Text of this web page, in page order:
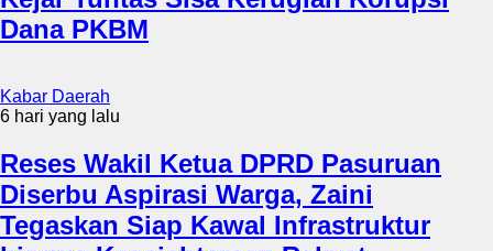
Dana PKBM
Kabar Daerah
6 hari yang lalu
Reses Wakil Ketua DPRD Pasuruan
Diserbu Aspirasi Warga, Zaini
Tegaskan Siap Kawal Infrastruktur